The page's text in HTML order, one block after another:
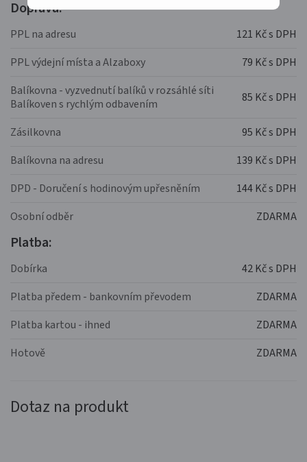
Doprava:
PPL na adresu
121 Kč s DPH
PPL výdejní místa a Alzaboxy
79 Kč s DPH
Balíkovna - vyzvednutí balíků v rozsáhlé síti
Balíkoven s rychlým odbavením
85 Kč s DPH
Zásilkovna
95 Kč s DPH
Balíkovna na adresu
139 Kč s DPH
DPD - Doručení s hodinovým upřesněním
144 Kč s DPH
Osobní odběr
ZDARMA
Platba:
Dobírka
42 Kč s DPH
Platba předem - bankovním převodem
ZDARMA
Platba kartou - ihned
ZDARMA
Hotově
ZDARMA
Dotaz na produkt